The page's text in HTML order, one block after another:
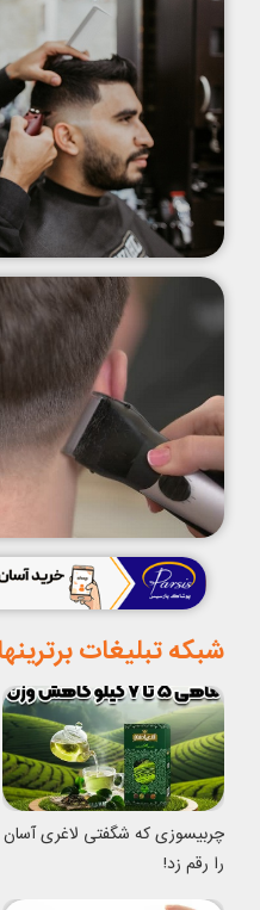
شبکه تبلیغات
چربیسوزی که شگفتی لاغری آسان
را رقم زد!